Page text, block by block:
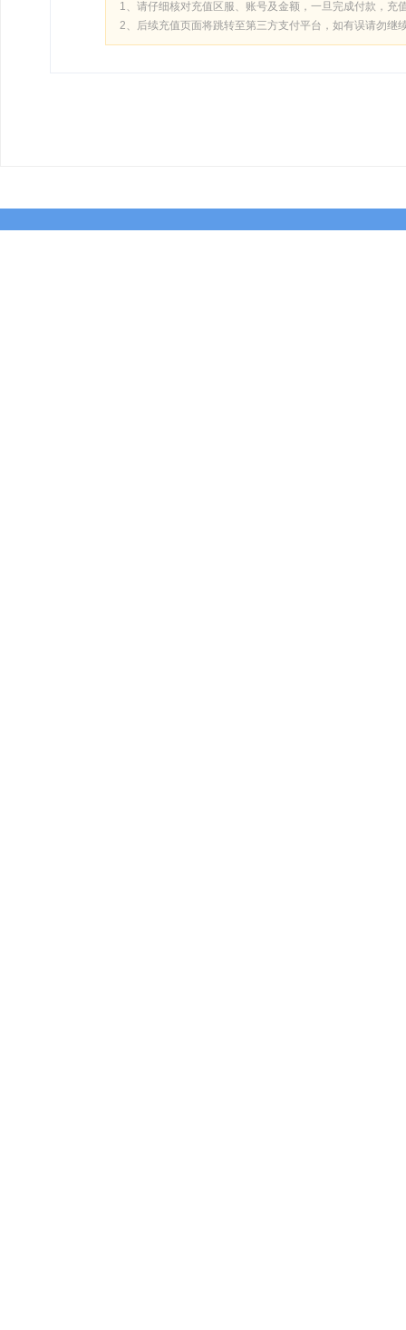
1、请仔细核对充值区服、账号及金额，一旦完成付款，充
2、后续充值页面将跳转至第三方支付平台，如有误请勿继